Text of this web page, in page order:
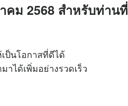
คม 2568 สำหรับท่านที่
ป็นโอกาสที่ดีได้
ได้เพิ่มอย่างรวดเร็ว